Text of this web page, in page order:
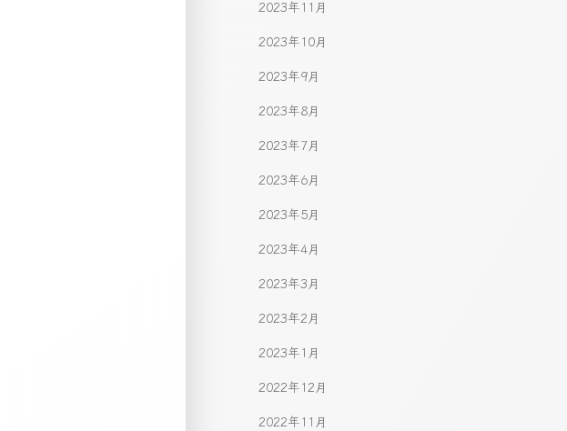
2023年11月
2023年10月
2023年9月
2023年8月
2023年7月
2023年6月
2023年5月
2023年4月
2023年3月
2023年2月
2023年1月
2022年12月
2022年11月